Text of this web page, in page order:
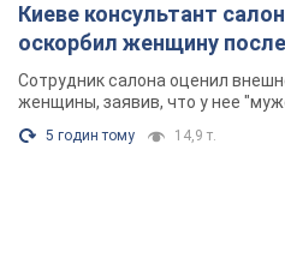
Киеве консультант
оскорбил женщину после
химиотерапии,
Фото
Сотрудник салона оценил
женщины, заявив, что у нее
5 годин тому 14,9 т.